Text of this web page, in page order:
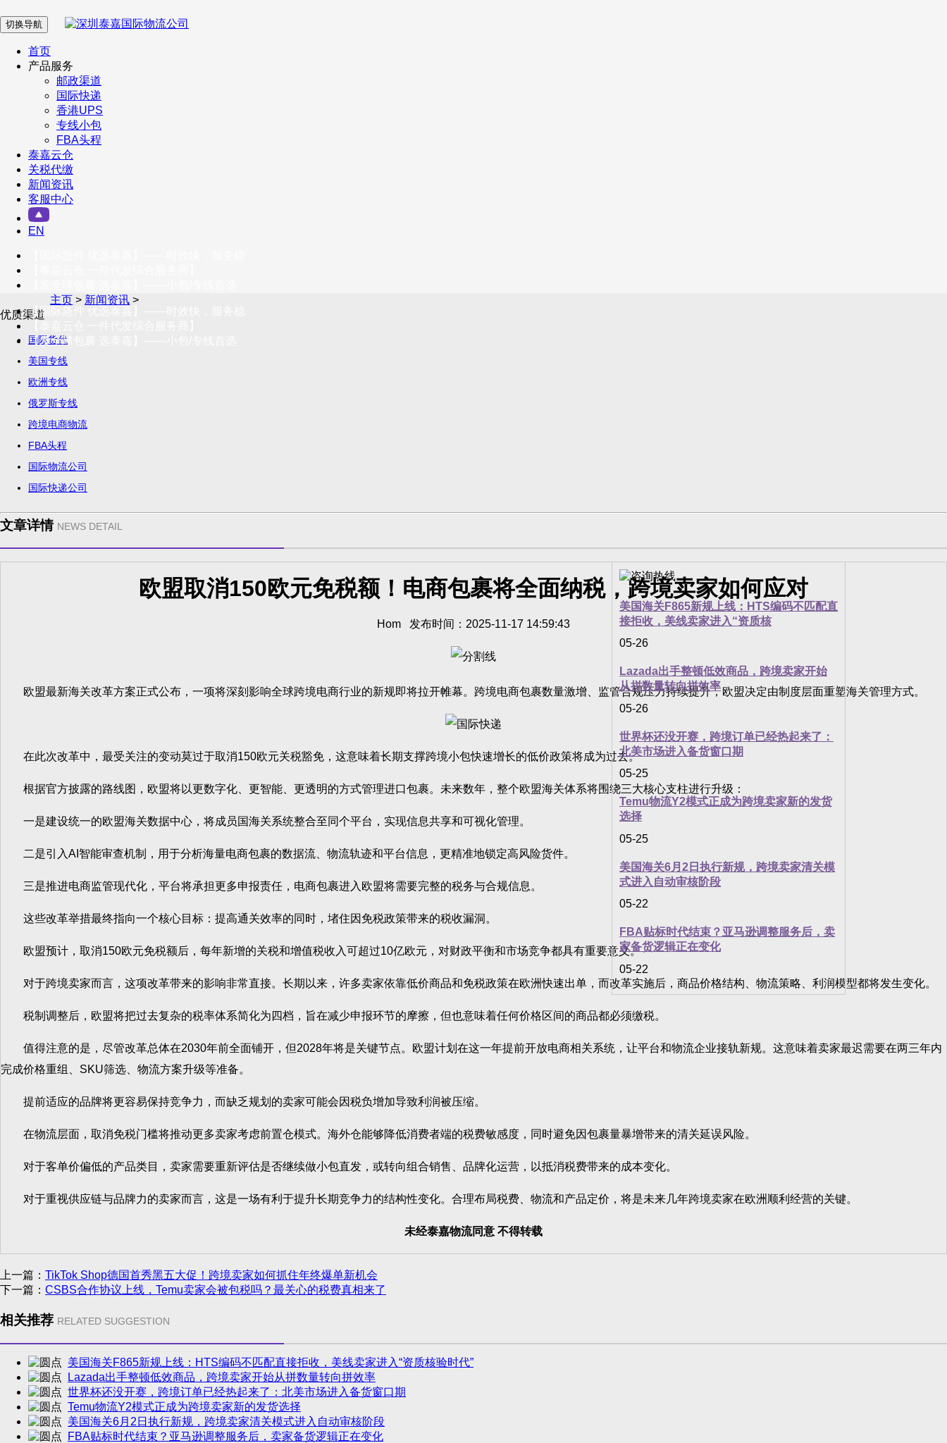
在 线 客 服
企业微信
订阅号
客户服务热线
400-098-5699
联系我们
切换导航
首页
产品服务
邮政渠道
国际快递
香港UPS
专线小包
FBA头程
泰嘉云仓
关税代缴
新闻资讯
客服中心
EN
【国际急件 优选泰嘉】——时效快，服务稳
【发全球包裹 选泰嘉】——小包/专线首选
主页 > 新闻资讯 >
优质渠道
国际货代
美国专线
欧洲专线
俄罗斯专线
跨境电商物流
FBA头程
国际物流公司
国际快递公司
文章详情 NEWS DETAIL
美国海关F865新规上线：HTS编码不匹配直
接拒收，美线卖家进入“资质核
05-26
Lazada出手整顿低效商品，跨境卖家开始
从拼数量转向拼效率
05-26
世界杯还没开赛，跨境订单已经热起来了：
北美市场进入备货窗口期
05-25
Temu物流Y2模式正成为跨境卖家新的发货
选择
05-25
美国海关6月2日执行新规，跨境卖家清关模
式进入自动审核阶段
05-22
FBA贴标时代结束？亚马逊调整服务后，卖
家备货逻辑正在变化
05-22
欧盟取消150欧元免税额！电商包裹将全面纳税，跨境卖家如何应对
Hom 发布时间：2025-11-17 14:59:43
欧盟最新海关改革方案正式公布，一项将深刻影响全球跨境电商行业的新规即将拉开帷幕。跨境电商包裹数量激增、监管合规压力持续提升，欧盟决定由制度层面重塑海关管理方式。
在此次改革中，最受关注的变动莫过于取消150欧元关税豁免，这意味着长期支撑跨境小包快速增长的低价政策将成为过去。
根据官方披露的路线图，欧盟将以更数字化、更智能、更透明的方式管理进口包裹。未来数年，整个欧盟海关体系将围绕三大核心支柱进行升级：
一是建设统一的欧盟海关数据中心，将成员国海关系统整合至同个平台，实现信息共享和可视化管理。
二是引入AI智能审查机制，用于分析海量电商包裹的数据流、物流轨迹和平台信息，更精准地锁定高风险货件。
三是推进电商监管现代化，平台将承担更多申报责任，电商包裹进入欧盟将需要完整的税务与合规信息。
这些改革举措最终指向一个核心目标：提高通关效率的同时，堵住因免税政策带来的税收漏洞。
欧盟预计，取消150欧元免税额后，每年新增的关税和增值税收入可超过10亿欧元，对财政平衡和市场竞争都具有重要意义。
对于跨境卖家而言，这项改革带来的影响非常直接。长期以来，许多卖家依靠低价商品和免税政策在欧洲快速出单，而改革实施后，商品价格结构、物流策略、利润模型都将发生变化。
税制调整后，欧盟将把过去复杂的税率体系简化为四档，旨在减少申报环节的摩擦，但也意味着任何价格区间的商品都必须缴税。
值得注意的是，尽管改革总体在2030年前全面铺开，但2028年将是关键节点。欧盟计划在这一年提前开放电商相关系统，让平台和物流企业接轨新规。这意味着卖家最迟需要在两三年内
完成价格重组、SKU筛选、物流方案升级等准备。
提前适应的品牌将更容易保持竞争力，而缺乏规划的卖家可能会因税负增加导致利润被压缩。
在物流层面，取消免税门槛将推动更多卖家考虑前置仓模式。海外仓能够降低消费者端的税费敏感度，同时避免因包裹量暴增带来的清关延误风险。
对于客单价偏低的产品类目，卖家需要重新评估是否继续做小包直发，或转向组合销售、品牌化运营，以抵消税费带来的成本变化。
对于重视供应链与品牌力的卖家而言，这是一场有利于提升长期竞争力的结构性变化。合理布局税费、物流和产品定价，将是未来几年跨境卖家在欧洲顺利经营的关键。
未经泰嘉物流同意 不得转载
上一篇： TikTok Shop德国首秀黑五大促！跨境卖家如何抓住年终爆单新机会
下一篇： CSBS合作协议上线，Temu卖家会被包税吗？最关心的税费真相来了
相关推荐 RELATED SUGGESTION
美国海关F865新规上线：HTS编码不匹配直接拒收，美线卖家进入“资质核验时代”
Lazada出手整顿低效商品，跨境卖家开始从拼数量转向拼效率
世界杯还没开赛，跨境订单已经热起来了：北美市场进入备货窗口期
Temu物流Y2模式正成为跨境卖家新的发货选择
美国海关6月2日执行新规，跨境卖家清关模式进入自动审核阶段
FBA贴标时代结束？亚马逊调整服务后，卖家备货逻辑正在变化